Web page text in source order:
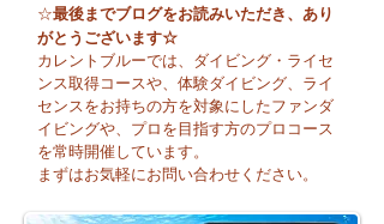
😊 海へ戻る第一歩！リ
フレッシュコース開催♪
☆最後までブログをお読みいただき、あり
がとうございます☆
カレントブルーでは、ダイビング・ライセ
ンス取得コースや、体験ダイビング、ライ
センスをお持ちの方を対象にしたファンダ
イビングや、プロを目指す方のプロコース
を常時開催しています。
まずはお気軽にお問い合わせください。